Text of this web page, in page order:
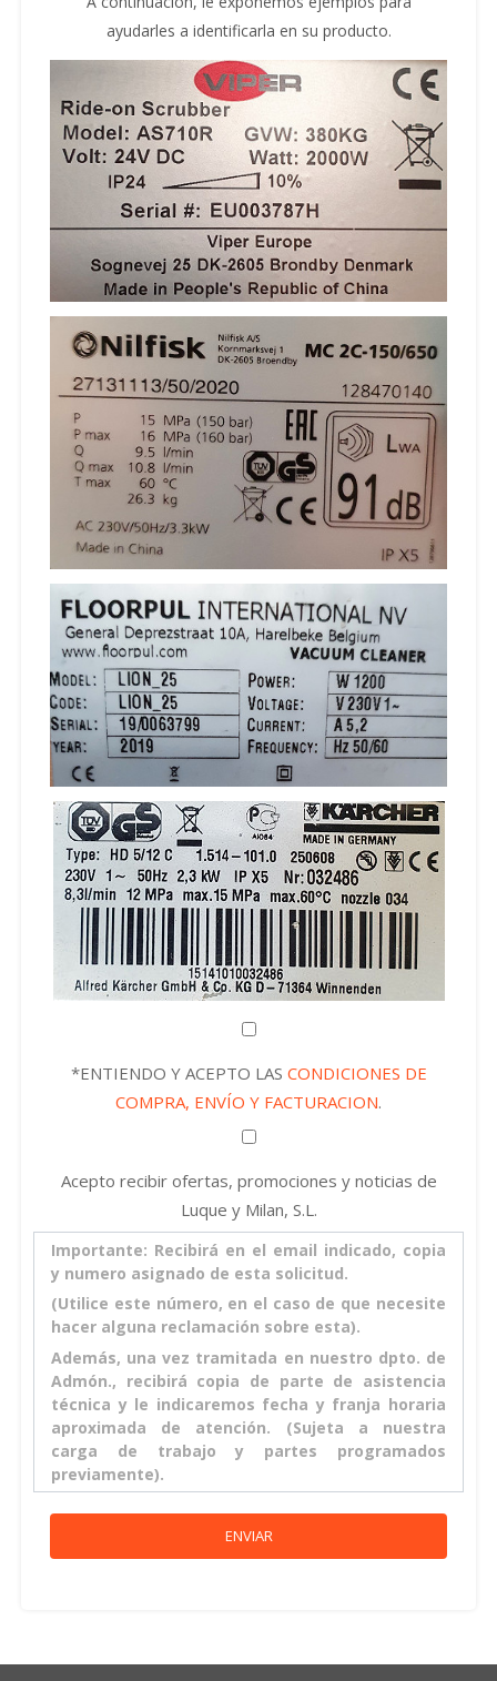
ayudarles a identificarla en su producto.
*ENTIENDO Y ACEPTO LAS CONDICIONES DE
COMPRA, ENVÍO Y FACTURACION.
Acepto recibir ofertas, promociones y noticias de
Luque y Milan, S.L.
Importante: Recibirá en el email indicado, copia
y numero asignado de esta solicitud.
(Utilice este número, en el caso de que necesite
hacer alguna reclamación sobre esta).
Además, una vez tramitada en nuestro dpto. de
Admón., recibirá copia de parte de asistencia
técnica y le indicaremos fecha y franja horaria
aproximada de atención. (Sujeta a nuestra
carga de trabajo y partes programados
previamente).